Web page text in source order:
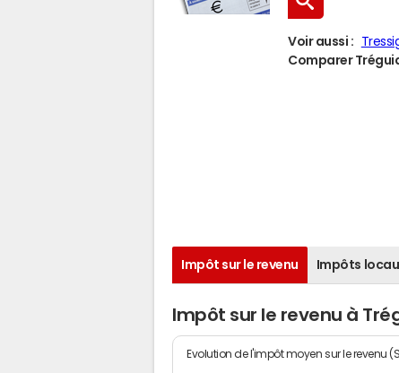
Voir aussi :
Comparer
Impôt sur le revenu Impôts
Impôt sur le revenu à
Evolution de l'impôt moyen sur le revenu